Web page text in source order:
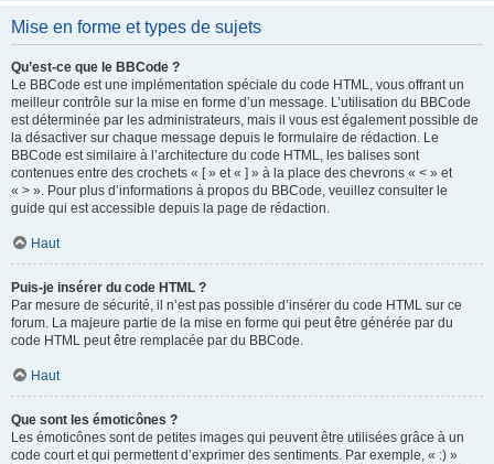
Mise en forme et types de sujets
Qu’est-ce que le BBCode ?
Le BBCode est une implémentation spéciale du code HTML, vous offrant un
meilleur contrôle sur la mise en forme d’un message. L’utilisation du BBCode
est déterminée par les administrateurs, mais il vous est également possible de
la désactiver sur chaque message depuis le formulaire de rédaction. Le
BBCode est similaire à l’architecture du code HTML, les balises sont
contenues entre des crochets « [ » et « ] » à la place des chevrons « < » et
« > ». Pour plus d’informations à propos du BBCode, veuillez consulter le
guide qui est accessible depuis la page de rédaction.
Haut
Puis-je insérer du code HTML ?
Par mesure de sécurité, il n’est pas possible d’insérer du code HTML sur ce
forum. La majeure partie de la mise en forme qui peut être générée par du
code HTML peut être remplacée par du BBCode.
Haut
Que sont les émoticônes ?
Les émoticônes sont de petites images qui peuvent être utilisées grâce à un
code court et qui permettent d’exprimer des sentiments. Par exemple, « :) »